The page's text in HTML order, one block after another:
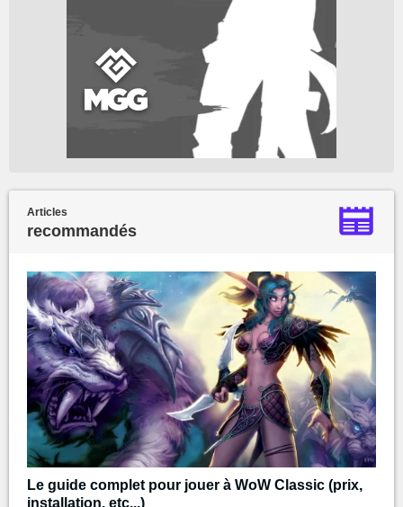
Articles
recommandés
Le guide complet pour jouer à WoW Classic (prix,
installation, etc...)